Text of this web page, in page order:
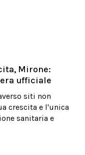
Mirone:
ufficiale
siti non
crescita e l'unica
sanitaria e